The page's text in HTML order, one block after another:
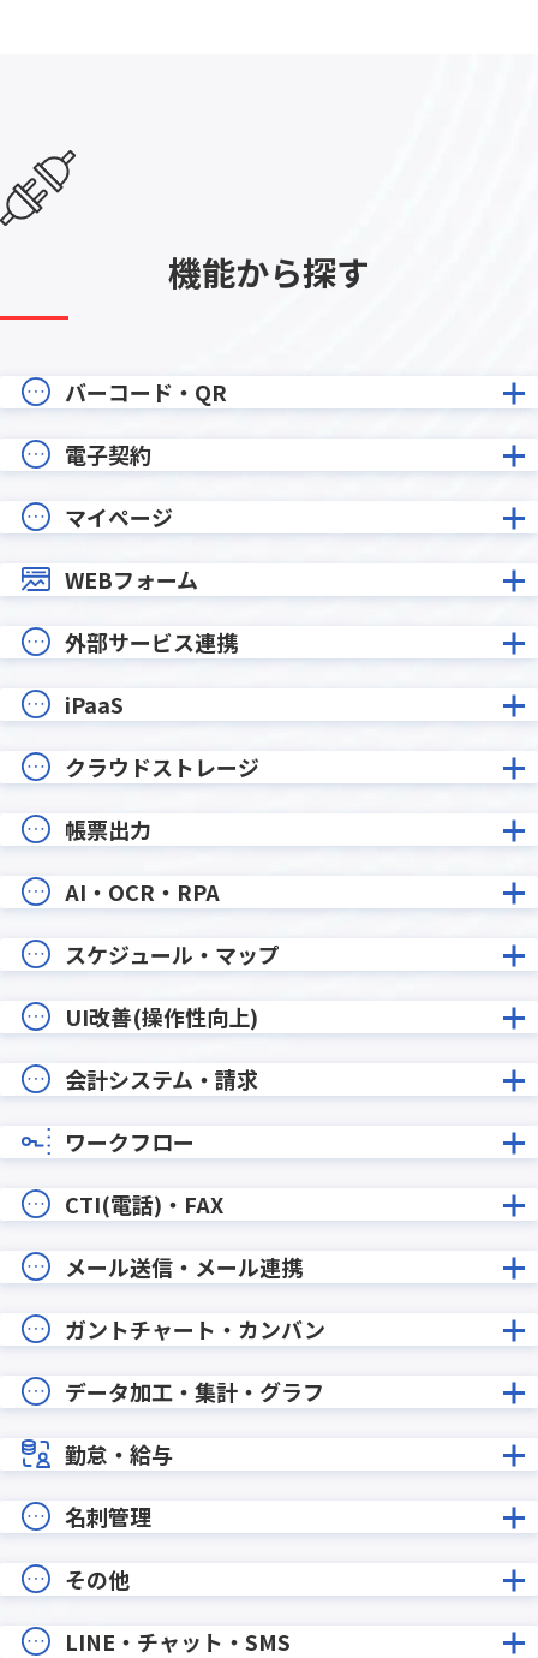
機能から探す
バーコード・QR
電子契約
マイページ
WEBフォーム
外部サービス連携
iPaaS
クラウドストレージ
帳票出力
AI・OCR・RPA
スケジュール・マップ
UI改善(操作性向上)
会計システム・請求
ワークフロー
CTI(電話)・FAX
メール送信・メール連携
ガントチャート・カンバン
データ加工・集計・グラフ
勤怠・給与
名刺管理
その他
LINE・チャット・SMS